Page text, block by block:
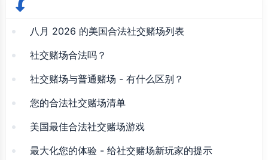
八月 2026 的美国合法社交赌场列表
社交赌场合法吗？
社交赌场与普通赌场 - 有什么区别？
您的合法社交赌场清单
美国最佳合法社交赌场游戏
最大化您的体验 - 给社交赌场新玩家的提示